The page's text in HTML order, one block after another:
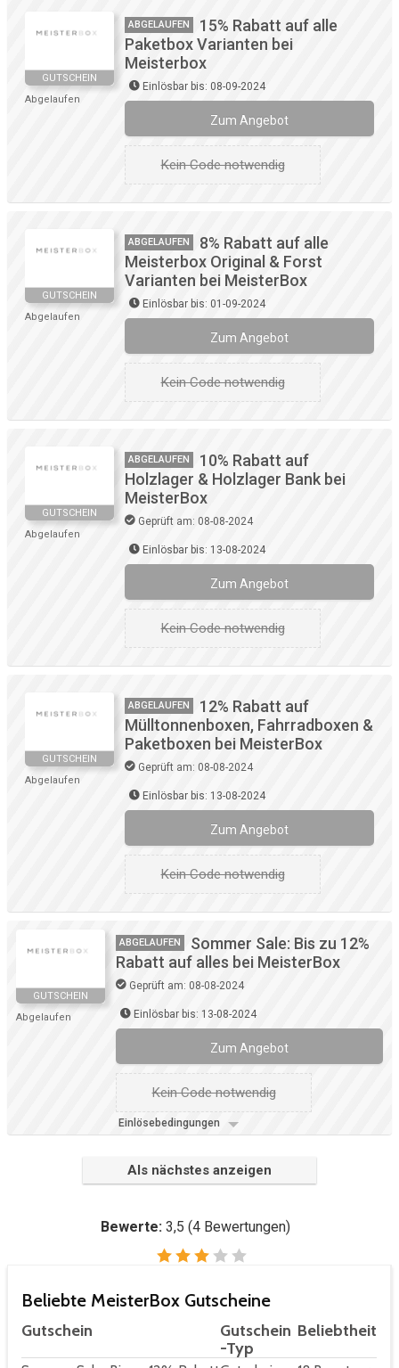
GUTSCHEIN
Abgelaufen
ABGELAUFEN
15% Rabatt auf alle
Paketbox Varianten bei
Meisterbox
Einlösbar bis: 08-09-2024
Zum Angebot
Kein Code notwendig
GUTSCHEIN
Abgelaufen
ABGELAUFEN
8% Rabatt auf alle
Meisterbox Original & Forst
Varianten bei MeisterBox
Einlösbar bis: 01-09-2024
Zum Angebot
Kein Code notwendig
GUTSCHEIN
Abgelaufen
ABGELAUFEN
10% Rabatt auf
Holzlager & Holzlager Bank bei
MeisterBox
Geprüft am: 08-08-2024
Einlösbar bis: 13-08-2024
Zum Angebot
Kein Code notwendig
GUTSCHEIN
Abgelaufen
ABGELAUFEN
12% Rabatt auf
Mülltonnenboxen, Fahrradboxen &
Paketboxen bei MeisterBox
Geprüft am: 08-08-2024
Einlösbar bis: 13-08-2024
Zum Angebot
Kein Code notwendig
GUTSCHEIN
Abgelaufen
ABGELAUFEN
Sommer Sale: Bis zu 12%
Rabatt auf alles bei MeisterBox
Geprüft am: 08-08-2024
Einlösbar bis: 13-08-2024
Zum Angebot
Kein Code notwendig
Einlösebedingungen
Als nächstes anzeigen
Bewerte: 3,5 (4Bewertungen)
Beliebte MeisterBox Gutscheine
Gutschein
Gutschein
-Typ
Beliebtheit